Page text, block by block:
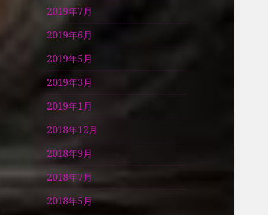
2019年7月
2019年6月
2019年5月
2019年3月
2019年1月
2018年12月
2018年9月
2018年7月
2018年5月